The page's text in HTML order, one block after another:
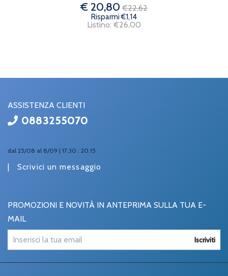
€ 20,80 €22,62
Risparmi €1,14
Listino: €26,00
ASSISTENZA CLIENTI
0883255070
dal 25/08 al 8/09 | 17.30 : 20.15
| Scrivici un messaggio
PROMOZIONI E NOVITÀ IN ANTEPRIMA SULLA TUA E-
MAIL
Iscriviti